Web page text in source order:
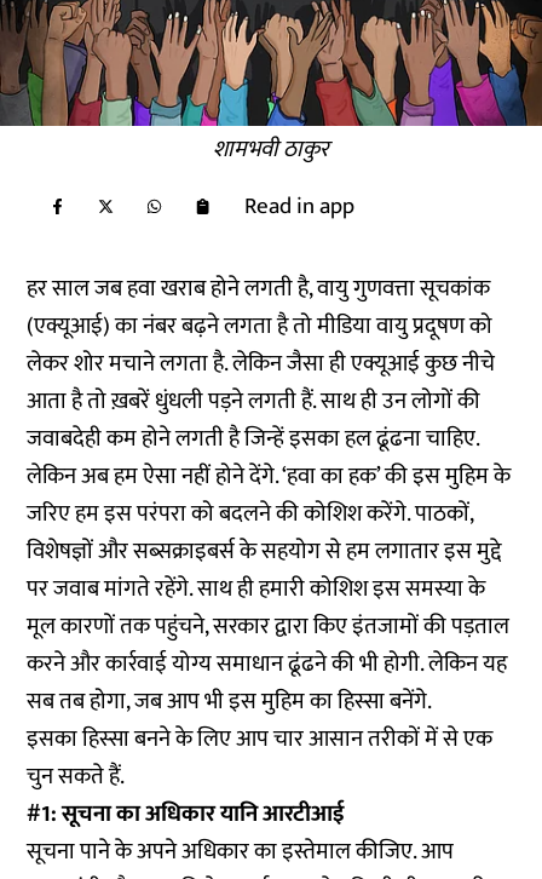
शामभवी ठाकुर
Read in app
हर साल जब हवा खराब होने लगती है, वायु गुणवत्ता सूचकांक
(एक्यूआई) का नंबर बढ़ने लगता है तो मीडिया वायु प्रदूषण को
लेकर शोर मचाने लगता है. लेकिन जैसा ही एक्यूआई कुछ नीचे
आता है तो ख़बरें धुंधली पड़ने लगती हैं. साथ ही उन लोगों की
जवाबदेही कम होने लगती है जिन्हें इसका हल ढूंढना चाहिए.
लेकिन अब हम ऐसा नहीं होने देंगे. ‘हवा का हक’ की इस मुहिम के
जरिए हम इस परंपरा को बदलने की कोशिश करेंगे. पाठकों,
विशेषज्ञों और सब्सक्राइबर्स के सहयोग से हम लगातार इस मुद्दे
पर जवाब मांगते रहेंगे. साथ ही हमारी कोशिश इस समस्या के
मूल कारणों तक पहुंचने, सरकार द्वारा किए इंतजामों की पड़ताल
करने और कार्रवाई योग्य समाधान ढूंढने की भी होगी. लेकिन यह
सब तब होगा, जब आप भी इस मुहिम का हिस्सा बनेंगे.
इसका हिस्सा बनने के लिए आप चार आसान तरीकों में से एक
चुन सकते हैं.
#1: सूचना का अधिकार यानि आरटीआई
सूचना पाने के अपने अधिकार का इस्तेमाल कीजिए. आप